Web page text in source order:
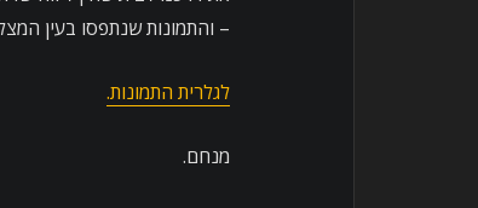
– והתמונות שנתפסו בעין
לגלרית התמונות.
מנחם.